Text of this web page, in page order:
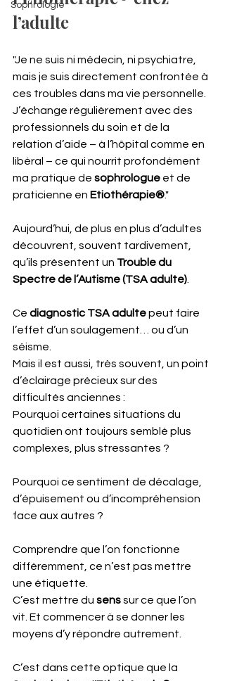
Sophrologie
l’adulte
"Je ne suis ni médecin, ni psychiatre,
mais je suis directement confrontée à
ces troubles dans ma vie personnelle.
J’échange régulièrement avec des
professionnels du soin et de la
relation d’aide – à l’hôpital comme en
libéral – ce qui nourrit profondément
ma pratique de sophrologue et de
praticienne en Etiothérapie®."
Aujourd’hui, de plus en plus d’adultes
découvrent, souvent tardivement,
qu’ils présentent un Trouble du
Spectre de l’Autisme (TSA adulte)
Ce diagnostic TSA adulte peut faire
l’effet d’un soulagement… ou d’un
séisme.
Mais il est aussi, très souvent, un point
d’éclairage précieux sur des
difficultés anciennes :
Pourquoi certaines situations du
quotidien ont toujours semblé plus
complexes, plus stressantes ?
Pourquoi ce sentiment de décalage,
d’épuisement ou d’incompréhension
face aux autres ?
Comprendre que l’on fonctionne
différemment, ce n’est pas mettre
une étiquette.
C’est mettre du sens sur ce que l’on
vit. Et commencer à se donner les
moyens d’y répondre autrement.
C’est dans cette optique que la